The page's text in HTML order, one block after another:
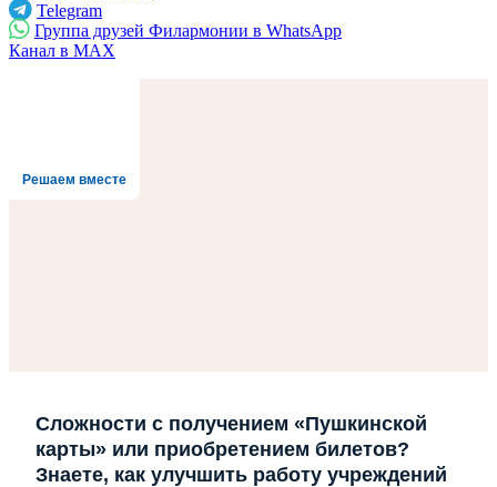
Telegram
Группа друзей Филармонии в WhatsApp
Канал в MAX
Решаем вместе
Сложности с получением «Пушкинской
карты» или приобретением билетов?
Знаете, как улучшить работу учреждений